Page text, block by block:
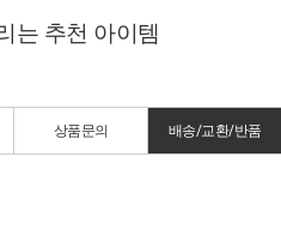
는 추천 아이템
상품문의 배송/교환/반품